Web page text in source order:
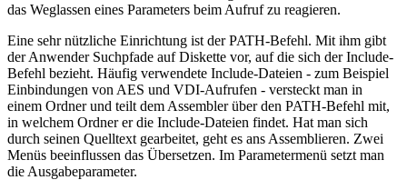
das Weglassen eines Parameters beim Aufruf zu reagieren.
Eine sehr nützliche Einrichtung ist der PATH-Befehl. Mit ihm gibt
der Anwender Suchpfade auf Diskette vor, auf die sich der Include-
Befehl bezieht. Häufig verwendete Include-Dateien - zum Beispiel
Einbindungen von AES und VDI-Aufrufen - versteckt man in
einem Ordner und teilt dem Assembler über den PATH-Befehl mit,
in welchem Ordner er die Include-Dateien findet. Hat man sich
durch seinen Quelltext gearbeitet, geht es ans Assemblieren. Zwei
Menüs beeinflussen das Übersetzen. Im Parametermenü setzt man
die Ausgabeparameter.